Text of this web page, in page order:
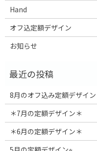
Hand
オフ込定額デザイン
お知らせ
8月のオフ込み定額デザイン
＊7月の定額デザイン＊
＊6月の定額デザイン＊